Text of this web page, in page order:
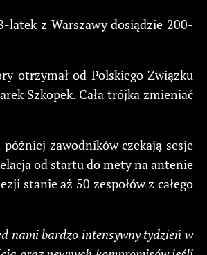
latek z Warszawy dosiądzie 200-
otrzymał od Polskiego Związku
Szkopek. Cała trójka zmieniać
zawodników czekają sesje
od startu do mety na antenie
stanie aż 50 zespołów z całego
nami bardzo intensywny tydzień w